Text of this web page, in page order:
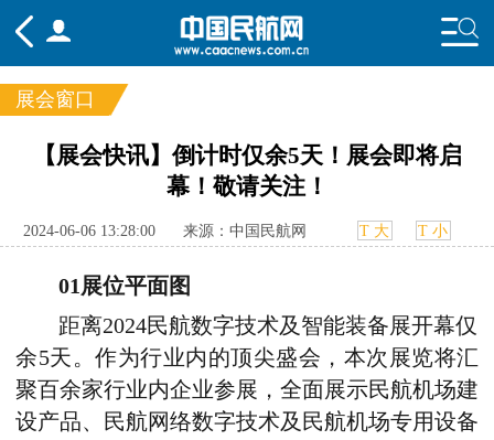
频道
要闻 国内
航图 智库 专题 舆情
展会窗口
【展会快讯】倒计时仅余5天！展会即将启
幕！敬请关注！
2024-06-06 13:28:00 来源：中国民航网 T 大 T 小
01展位平面图
距离2024民航数字技术及智能装备展开幕仅
余5天。作为行业内的顶尖盛会，本次展览将汇
聚百余家行业内企业参展，全面展示民航机场建
设产品、民航网络数字技术及民航机场专用设备